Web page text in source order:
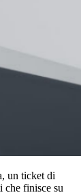
un ticket di
che finisce su